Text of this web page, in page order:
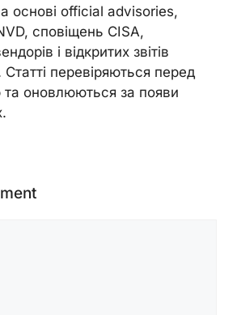
основі official advisories,
сповіщень CISA,
і відкритих звітів
Статті перевіряються перед
та оновлюються за появи